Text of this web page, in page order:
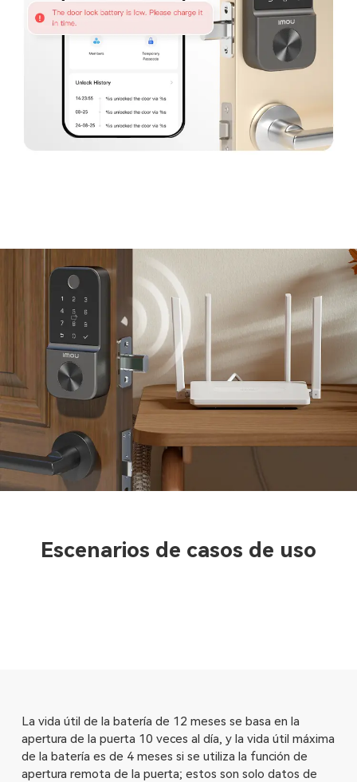
Escenarios de casos de uso
La vida útil de la batería de 12 meses se basa en la
apertura de la puerta 10 veces al día, y la vida útil máxima
de la batería es de 4 meses si se utiliza la función de
apertura remota de la puerta; estos son solo datos de